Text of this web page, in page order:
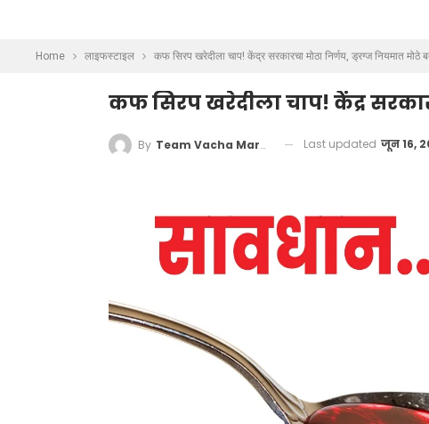
Home लाइफस्टाइल कफ सिरप खरेदीला चाप! केंद्र सरकारचा मोठा निर्णय, ड्रग्ज नियमात मोठे
कफ सिरप खरेदीला चाप! केंद्र
By Team Vacha Marathi Last updated जून 16,